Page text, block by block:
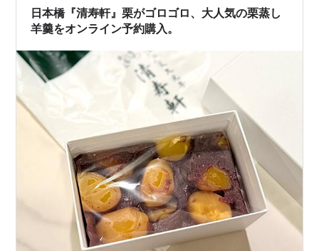
は晩秋、栗の美味しい季節で、ドンピシ…
日本橋『清寿軒』栗がゴロゴロ、大人気の栗蒸し
羊羹をオンライン予約購入。